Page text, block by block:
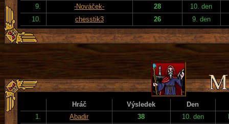
9.
-Nováček- 28
10. den
10.
chesstik3 26 9. den
Hráč Výsledek
Den
1.
Abadir 38 10. den